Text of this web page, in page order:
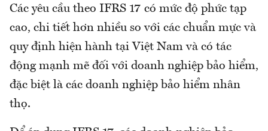
Các yêu cầu theo IFRS 17 có mức độ phức tạp
cao, chi tiết hơn nhiều so với các chuẩn mực và
quy định hiện hành tại Việt Nam và có tác
động mạnh mẽ đối với doanh nghiệp bảo hiểm,
đặc biệt là các doanh nghiệp bảo hiểm nhân
thọ.